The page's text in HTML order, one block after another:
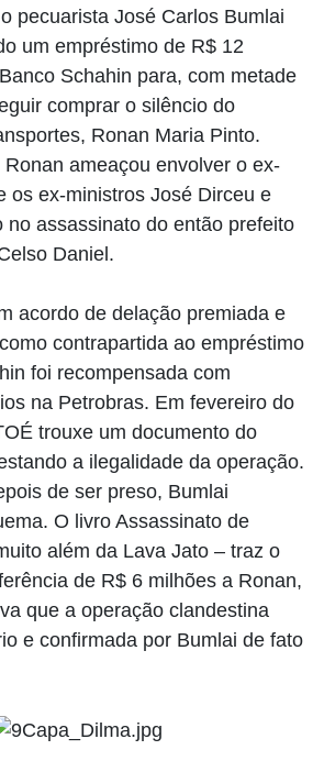
pecuarista José Carlos Bumlai
um empréstimo de R$ 12
Schahin para, com metade
comprar o silêncio do
Ronan Maria Pinto.
ameaçou envolver o ex-
os ex-ministros José Dirceu e
no assassinato do então prefeito
Daniel.
acordo de delação premiada e
contrapartida ao empréstimo
foi recompensada com
na Petrobras. Em fevereiro do
trouxe um documento do
a ilegalidade da operação.
de ser preso, Bumlai
O livro Assassinato de
além da Lava Jato – traz o
de R$ 6 milhões a Ronan,
que a operação clandestina
e confirmada por Bumlai de fato